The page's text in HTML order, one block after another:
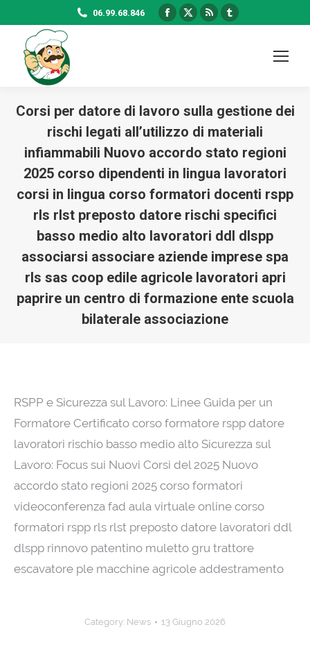
06.99.68.846
Facebook
window
X
window
Rss
window
Tumblr
window
Corsi per datore di lavoro sulla gestione dei
rischi legati all’utilizzo di materiali
infiammabili Nuovo accordo stato regioni
2025 corso dipendenti in lingua lavoratori
corsi in lingua corso formatori docenti rspp
rls rlst preposto datore rischi specifici
basso medio alto lavoratori ddl dlspp
associarsi associare aziende imprese spa
rls sas coop edile agricole lavoratori apri
paprire un centro di formazione ente scuola
bilaterale associazione
RSPP e Sicurezza sul Lavoro: Linee Guida per un
Formatore Certificato corso formatore rspp datore
lavoratori rischio basso medio alto Sicurezza sul
Lavoro: Focus sui Nuovi Corsi del 2025 Nuovo
accordo stato regioni 2025 corso formatori
videoconferenza fad aula virtuale online corso
formatori rspp rls rlst preposto datore lavoratori ddl
dlspp rinnovo patentino muletto gru trattore
escavatore ple macchine agricole addestramento
Category: News 13 Giugno 2026